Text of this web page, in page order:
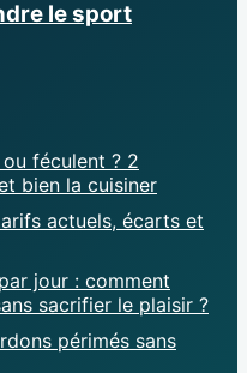
le sport
féculent ? 2
bien la cuisiner
actuels, écarts et
jour : comment
sacrifier le plaisir ?
périmés sans